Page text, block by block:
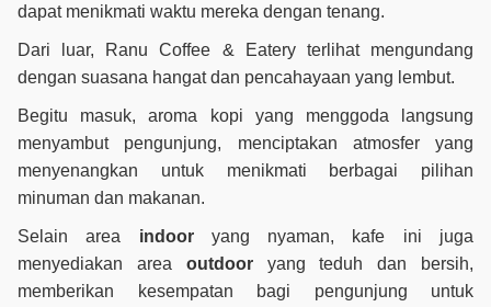
dapat menikmati waktu mereka dengan tenang.
Dari luar, Ranu Coffee & Eatery terlihat mengundang
dengan suasana hangat dan pencahayaan yang lembut.
Begitu masuk, aroma kopi yang menggoda langsung
menyambut pengunjung, menciptakan atmosfer yang
menyenangkan untuk menikmati berbagai pilihan
minuman dan makanan.
Selain area indooryang nyaman, kafe ini juga
menyediakan area outdooryang teduh dan bersih,
memberikan kesempatan bagi pengunjung untuk